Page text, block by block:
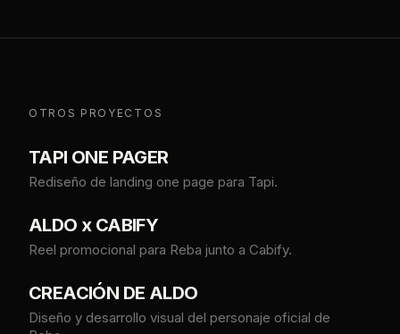
OTROS PROYECTOS
TAPI ONE PAGER
Rediseño de landing one page para Tapi.
ALDO x CABIFY
Reel promocional para Reba junto a Cabify.
CREACIÓN DE ALDO
Diseño y desarrollo visual del personaje oficial de